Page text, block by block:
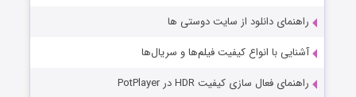
راهنمای دانلود از سایت دوستی ها
آشنایی با انواع کیفیت فیلم‌ها و سریال‌ها
راهنمای فعال سازی کیفیت HDR در PotPlayer